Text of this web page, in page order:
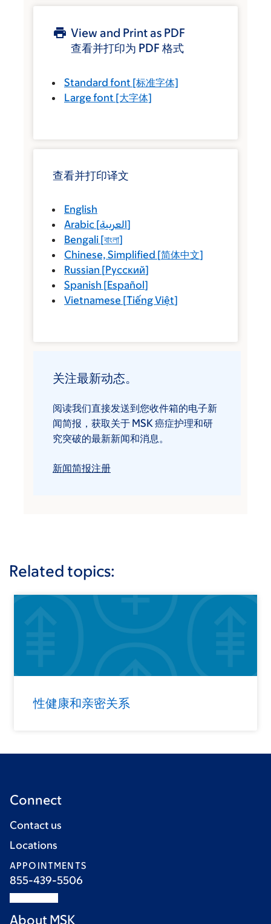
View and Print as PDF
查看并打印为 PDF 格式
Standard font [标准字体]
Large font [大字体]
查看并打印译文
English
Arabic [العربية]
Bengali [বাংলা]
Chinese, Simplified [简体中文]
Russian [Русский]
Spanish [Español]
Vietnamese [Tiếng Việt]
关注最新动态。
阅读我们直接发送到您收件箱的电子新
闻简报，获取关于 MSK 癌症护理和研
究突破的最新新闻和消息。
新闻简报注册
Related topics:
性健康和亲密关系
Connect
Contact us
Locations
APPOINTMENTS
855-439-5506
About MSK